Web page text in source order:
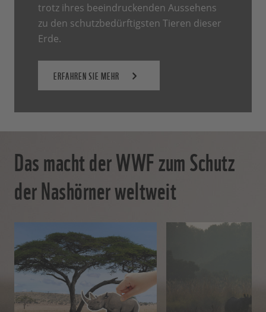
trotz ihres beeindruckenden Aussehens
zu den schutzbedürftigsten Tieren dieser
Erde.
ERFAHREN SIE MEHR
Das macht der WWF zum Schutz
der Nashörner weltweit